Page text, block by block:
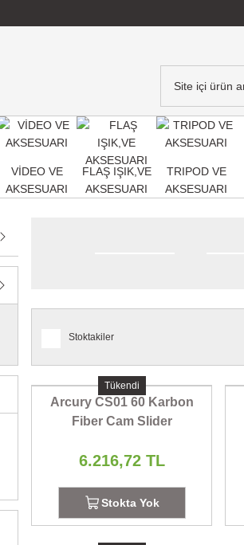
VİDEO VE
AKSESUARI
FLAŞ IŞIK,VE
AKSESUARI
TRIPOD VE
AKSESUARI
Stoktakiler
Tükendi
Arcury CS01 60 Karbon
Fiber Cam Slider
6.216,72 TL
Stokta Yok